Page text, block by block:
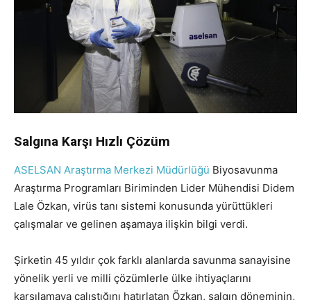
Salgına Karşı Hızlı Çözüm
ASELSAN Araştırma Merkezi Müdürlüğü Biyosavunma
Araştırma Programları Biriminden Lider Mühendisi Didem
Lale Özkan, virüs tanı sistemi konusunda yürüttükleri
çalışmalar ve gelinen aşamaya ilişkin bilgi verdi.
Şirketin 45 yıldır çok farklı alanlarda savunma sanayisine
yönelik yerli ve milli çözümlerle ülke ihtiyaçlarını
karşılamaya çalıştığını hatırlatan Özkan, salgın döneminin,